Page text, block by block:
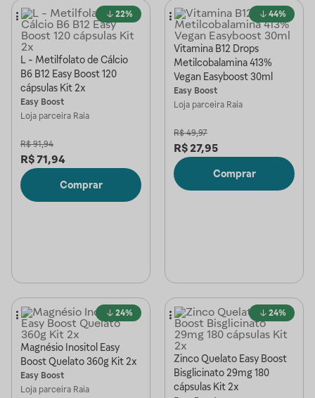
22%
L - Metilfolato de Cálcio
B6 B12 Easy Boost 120
cápsulas Kit 2x
Easy Boost
Loja parceira Raia
R$ 91,94
R$71,94
Comprar
44%
Vitamina B12 Drops
Metilcobalamina 413%
Vegan Easyboost 30ml
Easy Boost
Loja parceira Raia
R$ 49,97
R$ 27,95
Comprar
24%
Magnésio Inositol Easy
Boost Quelato 360g Kit 2x
Easy Boost
Loja parceira Raia
24%
Zinco Quelato Easy Boost
Bisglicinato 29mg 180
cápsulas Kit 2x